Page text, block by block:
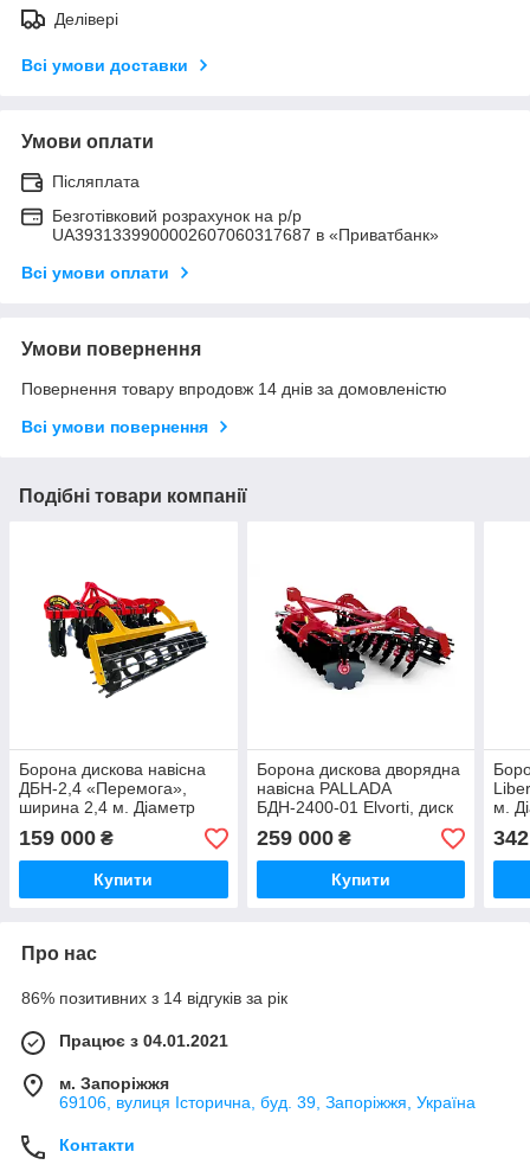
Делівері
Всі умови доставки
Умови оплати
Післяплата
Безготівковий розрахунок на р/р
UA3931339900002607060317687 в «Приватбанк»
Всі умови оплати
Умови повернення
Повернення товару впродовж 14 днів за домовленістю
Всі умови повернення
Подібні товари компанії
Борона дискова навісна
ДБН-2,4 «Перемога»,
ширина 2,4 м. Діаметр
диска 660 мм (66 см)
159 000 ₴
Купити
Борона дискова дворядна
навісна PALLADA
БДН-2400-01 Elvorti, диск
660 мм, ширина 2,4 м
259 000₴
Купити
м.
(56
Про нас
86% позитивних з 14 відгуків за рік
Працює з 04.01.2021
м. Запоріжжя
69106, вулиця Історична, буд. 39, Запоріжжя, Україна
Контакти